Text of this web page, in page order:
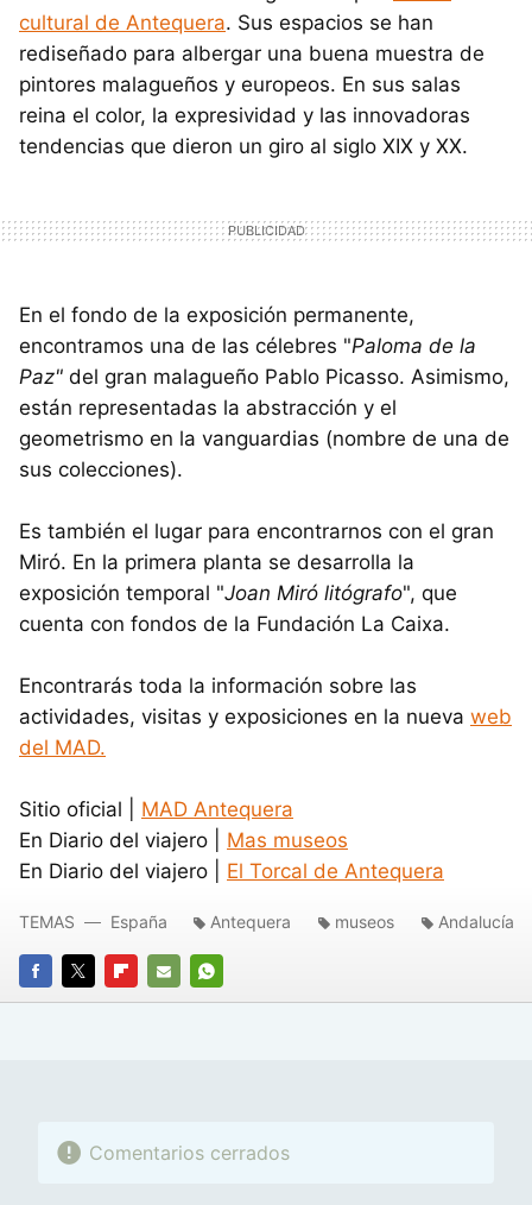
cultural de Antequera. Sus espacios se han
rediseñado para albergar una buena muestra de
pintores malagueños y europeos. En sus salas
reina el color, la expresividad y las innovadoras
tendencias que dieron un giro al siglo XIX y XX.
En el fondo de la exposición permanente,
encontramos una de las célebres "Paloma de la
Paz" del gran malagueño Pablo Picasso. Asimismo,
están representadas la abstracción y el
geometrismo en la vanguardias (nombre de una de
sus colecciones).
Es también el lugar para encontrarnos con el gran
Miró. En la primera planta se desarrolla la
exposición temporal "Joan Miró litógrafo", que
cuenta con fondos de la Fundación La Caixa.
Encontrarás toda la información sobre las
actividades, visitas y exposiciones en la nueva web
del MAD.
Sitio oficial | MAD Antequera
En Diario del viajero | Mas museos
En Diario del viajero | El Torcal de Antequera
FACEBOOK
TWITTERFLIPBOARD
E-
WHATSAPP
TEMAS España Antequera museos Andalucía
Comentarios cerrados